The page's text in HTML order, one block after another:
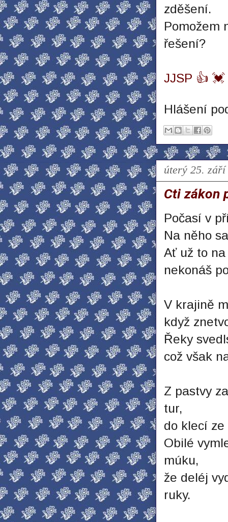
zděšení.
Pomožem
řešení?
JJSP 👍
Hlášení
úterý 25. září
Cti zákon
Počasí v
Na něho
Ať už to
nekonáš
V krajině
když
Řeky
což však
Z pastvy
tur,
do klecí
Obilé
múku,
že deléj
ruky.